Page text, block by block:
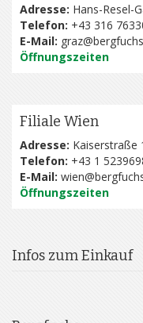
Adresse: Hans-Resel-
Telefon: +43 316
E-Mail:
Öffnungszeiten
Filiale Wien
Adresse: Kaiserstraße
Telefon: +43 1
E-Mail:
Öffnungszeiten
Infos zum Einkauf